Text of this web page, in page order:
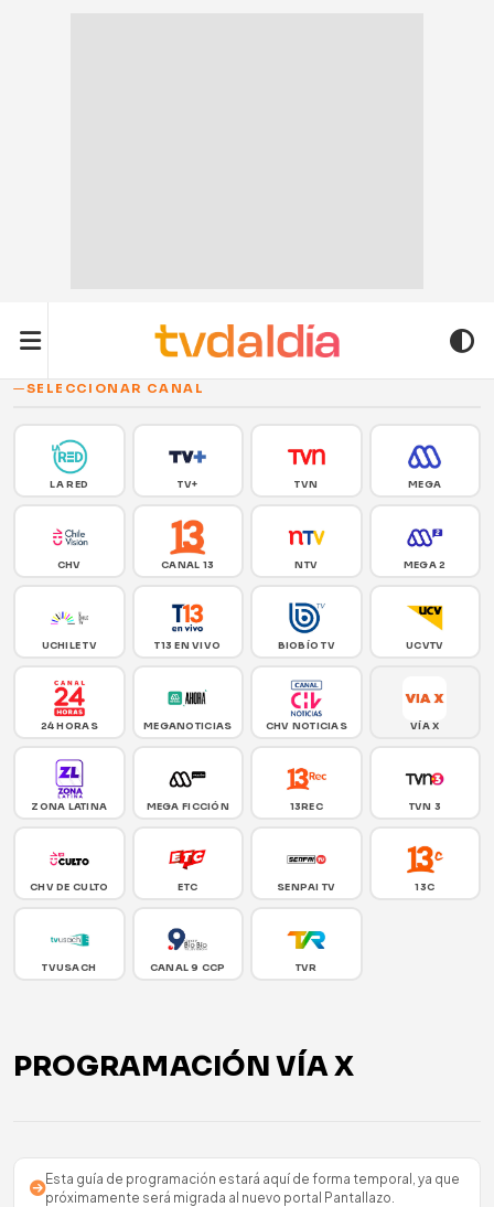
SELECCIONAR CANAL
LA RED TV+ TVN MEGA
CHV CANAL 13 NTV MEGA 2
UCHILE TV T13 EN VIVO BIOBÍO TV UCVTV
24 HORAS MEGANOTICIAS CHV NOTICIAS VÍA X
ZONA LATINA MEGA FICCIÓN 13REC TVN 3
CHV DE CULTO ETC SENPAI TV 13C
TVUSACH CANAL 9 CCP TVR
PROGRAMACIÓN VÍA X
Esta guía de programación estará aquí de forma temporal, ya que
próximamente será migrada al nuevo portal Pantallazo.